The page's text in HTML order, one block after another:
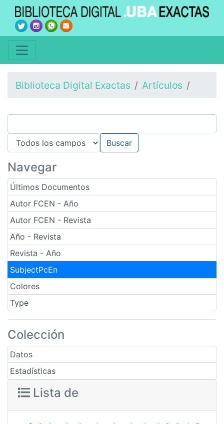
Biblioteca Digital Exactas Artículos
Navegar
Últimos Documentos
Autor FCEN - Año
Autor FCEN - Revista
Año - Revista
Revista - Año
SubjectPcEn
Colores
Type
Colección
Datos
Estadísticas
Lista de